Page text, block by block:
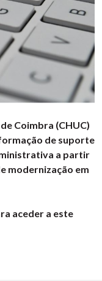
Coimbra (CHUC)
de suporte
a partir
modernização em
aceder a este